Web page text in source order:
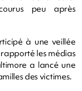
peu après
à une veillée
les médias
a lancé une
des victimes.